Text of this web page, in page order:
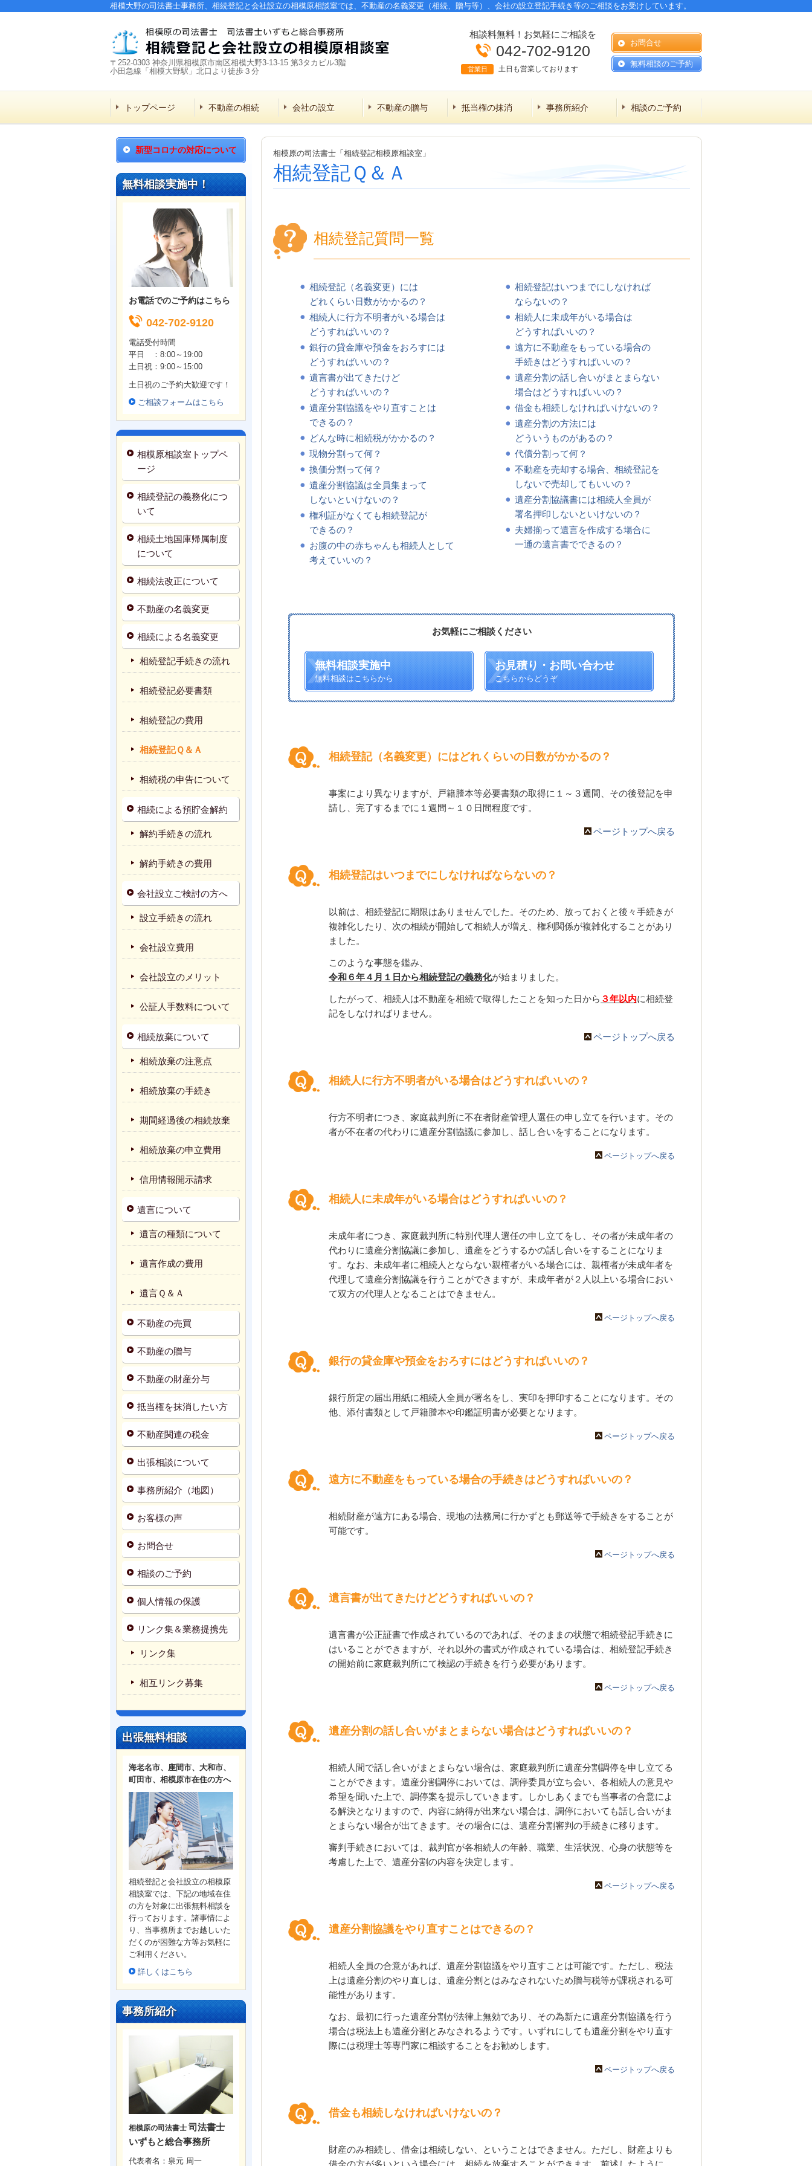
相模大野の司法書士事務所、相続登記と会社設立の相模原相談室では、不動産の名義変更（相続、贈与等）、会社の設立登記手続き等のご相談をお受けしています。
〒252-0303 神奈川県相模原市南区相模大野3-13-15 第3タカビル3階
小田急線「相模大野駅」北口より徒歩３分
相談料無料！お気軽にご相談を
042-702-9120
営業日 土日も営業しております
お問合せ
無料相談のご予約
トップページ 不動産の相続 会社の設立 不動産の贈与 抵当権の抹消 事務所紹介 相談のご予約
相模原の司法書士「相続登記相模原相談室」
相続登記Ｑ＆Ａ
相続登記質問一覧
相続登記（名義変更）には
どれくらい日数がかかるの？
相続人に行方不明者がいる場合は
どうすればいいの？
銀行の貸金庫や預金をおろすには
どうすればいいの？
遺言書が出てきたけど
どうすればいいの？
遺産分割協議をやり直すことは
できるの？
どんな時に相続税がかかるの？
現物分割って何？
換価分割って何？
遺産分割協議は全員集まって
しないといけないの？
権利証がなくても相続登記が
できるの？
お腹の中の赤ちゃんも相続人として
考えていいの？
相続登記はいつまでにしなければ
ならないの？
相続人に未成年がいる場合は
どうすればいいの？
遠方に不動産をもっている場合の
手続きはどうすればいいの？
遺産分割の話し合いがまとまらない
場合はどうすればいいの？
借金も相続しなければいけないの？
遺産分割の方法には
どういうものがあるの？
代償分割って何？
不動産を売却する場合、相続登記を
しないで売却してもいいの？
遺産分割協議書には相続人全員が
署名押印しないといけないの？
夫婦揃って遺言を作成する場合に
一通の遺言書でできるの？
お気軽にご相談ください
無料相談実施中
無料相談はこちらから
お見積り・お問い合わせ
こちらからどうぞ
相続登記（名義変更）にはどれくらいの日数がかかるの？
事案により異なりますが、戸籍謄本等必要書類の取得に１～３週間、その後登記を申
請し、完了するまでに１週間～１０日間程度です。
ページトップへ戻る
相続登記はいつまでにしなければならないの？
以前は、相続登記に期限はありませんでした。そのため、放っておくと後々手続きが
複雑化したり、次の相続が開始して相続人が増え、権利関係が複雑化することがあり
ました。
このような事態を鑑み、
令和６年４月１日から相続登記の義務化が始まりました。
したがって、相続人は不動産を相続で取得したことを知った日から ３年以内に相続登
記をしなければりません。
ページトップへ戻る
相続人に行方不明者がいる場合はどうすればいいの？
行方不明者につき、家庭裁判所に不在者財産管理人選任の申し立てを行います。その
者が不在者の代わりに遺産分割協議に参加し、話し合いをすることになります。
ページトップへ戻る
相続人に未成年がいる場合はどうすればいいの？
未成年者につき、家庭裁判所に特別代理人選任の申し立てをし、その者が未成年者の
代わりに遺産分割協議に参加し、遺産をどうするかの話し合いをすることになりま
す。なお、未成年者に相続人とならない親権者がいる場合には、親権者が未成年者を
代理して遺産分割協議を行うことができますが、未成年者が２人以上いる場合におい
て双方の代理人となることはできません。
ページトップへ戻る
銀行の貸金庫や預金をおろすにはどうすればいいの？
銀行所定の届出用紙に相続人全員が署名をし、実印を押印することになります。その
他、添付書類として戸籍謄本や印鑑証明書が必要となります。
ページトップへ戻る
遠方に不動産をもっている場合の手続きはどうすればいいの？
相続財産が遠方にある場合、現地の法務局に行かずとも郵送等で手続きをすることが
可能です。
ページトップへ戻る
遺言書が出てきたけどどうすればいいの？
遺言書が公正証書で作成されているのであれば、そのままの状態で相続登記手続きに
はいることができますが、それ以外の書式が作成されている場合は、相続登記手続き
の開始前に家庭裁判所にて検認の手続きを行う必要があります。
ページトップへ戻る
遺産分割の話し合いがまとまらない場合はどうすればいいの？
相続人間で話し合いがまとまらない場合は、家庭裁判所に遺産分割調停を申し立てる
ことができます。遺産分割調停においては、調停委員が立ち会い、各相続人の意見や
希望を聞いた上で、調停案を提示していきます。しかしあくまでも当事者の合意によ
る解決となりますので、内容に納得が出来ない場合は、調停においても話し合いがま
とまらない場合が出てきます。その場合には、遺産分割審判の手続きに移ります。
審判手続きにおいては、裁判官が各相続人の年齢、職業、生活状況、心身の状態等を
考慮した上で、遺産分割の内容を決定します。
ページトップへ戻る
遺産分割協議をやり直すことはできるの？
相続人全員の合意があれば、遺産分割協議をやり直すことは可能です。ただし、税法
上は遺産分割のやり直しは、遺産分割とはみなされないため贈与税等が課税される可
能性があります。
なお、最初に行った遺産分割が法律上無効であり、その為新たに遺産分割協議を行う
場合は税法上も遺産分割とみなされるようです。いずれにしても遺産分割をやり直す
際には税理士等専門家に相談することをお勧めします。
ページトップへ戻る
借金も相続しなければいけないの？
財産のみ相続し、借金は相続しない、ということはできません。ただし、財産よりも
借金の方が多いという場合には、相続を放棄することができます。前述したように、
新型コロナの対応について
無料相談実施中！
お電話でのご予約はこちら
042-702-9120
電話受付時間
平日 ：8:00～19:00
土日祝：9:00～15:00
土日祝のご予約大歓迎です！
ご相談フォームはこちら
相模原相談室トップペ
ージ
相続登記の義務化につ
いて
相続土地国庫帰属制度
について
相続法改正について
不動産の名義変更
相続による名義変更
相続登記手続きの流れ
相続登記必要書類
相続登記の費用
相続登記Ｑ＆Ａ
相続税の申告について
相続による預貯金解約
解約手続きの流れ
解約手続きの費用
会社設立ご検討の方へ
設立手続きの流れ
会社設立費用
会社設立のメリット
公証人手数料について
相続放棄について
相続放棄の注意点
相続放棄の手続き
期間経過後の相続放棄
相続放棄の申立費用
信用情報開示請求
遺言について
遺言の種類について
遺言作成の費用
遺言Ｑ＆Ａ
不動産の売買
不動産の贈与
不動産の財産分与
抵当権を抹消したい方
不動産関連の税金
出張相談について
事務所紹介（地図）
お客様の声
お問合せ
相談のご予約
個人情報の保護
リンク集＆業務提携先
リンク集
相互リンク募集
出張無料相談
海老名市、座間市、大和市、
町田市、相模原市在住の方へ
相続登記と会社設立の相模原
相談室では、下記の地域在住
の方を対象に出張無料相談を
行っております。諸事情によ
り、当事務所までお越しいた
だくのが困難な方等お気軽に
ご利用ください。
詳しくはこちら
事務所紹介
相模原の司法書士 司法書士
いずもと総合事務所
代表者名：泉元 周一